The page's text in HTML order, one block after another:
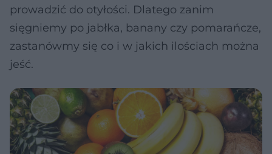
prowadzić do otyłości. Dlatego zanim
sięgniemy po jabłka, banany czy pomarańcze,
zastanówmy się co i w jakich ilościach można
jeść.